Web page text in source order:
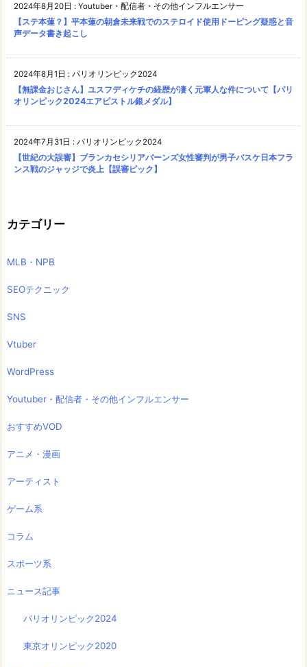
2024年8月20日 : Youtuber・配信者・その他インフルエンサー
【ステ本蓮？】平本蓮の朝倉未来戦でのステロイド使用ドーピング疑惑と音
声データ書き起こし
2024年8月1日 : パリオリンピック2024
【無課金おじさん】ユスフディケチの経歴が凄く元軍人な件について【パリ
オリンピック2024エアピストル銀メダル】
2024年7月31日 : パリオリンピック2024
【世紀の大誤審】ブランカセシリアバーンズ女性審判が男子バスケ日本フラ
ンス戦のジャッジで炎上【誤審ピック】
カテゴリー
MLB・NPB
SEOテクニック
SNS
Vtuber
WordPress
Youtuber・配信者・その他インフルエンサー
おすすめVOD
アニメ・漫画
アーティスト
ゲーム系
コラム
スポーツ系
ニュース記事
パリオリンピック2024
東京オリンピック2020